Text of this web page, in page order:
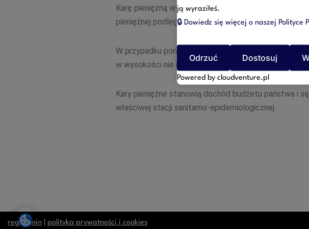
Karę pieniężną wymierza w drodze decyzji
pieniężnej podlega natychmiastowemu wykonaniu z
W przypadku ponownego naruszenia ciążących na
w wysokości nie mniejszej niż uprzednia powiększona o
Kary pieniężne stanowią dochód budżetu państwa i
właściwej stacji sanitarno-epidemiologicznej.
regulamin polityka prywatności i cookies
ją wyraziłeś.
🔒 Dowiedz się więcej o naszej Polityce
Odrzuć Dostosuj
Powered by cloudventure.pl